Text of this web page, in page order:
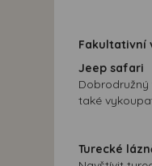
Fakultativní
Jeep safari
také
Turecké